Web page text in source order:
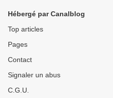
Hébergé par Canalblog
Top articles
Pages
Contact
Signaler un abus
C.G.U.